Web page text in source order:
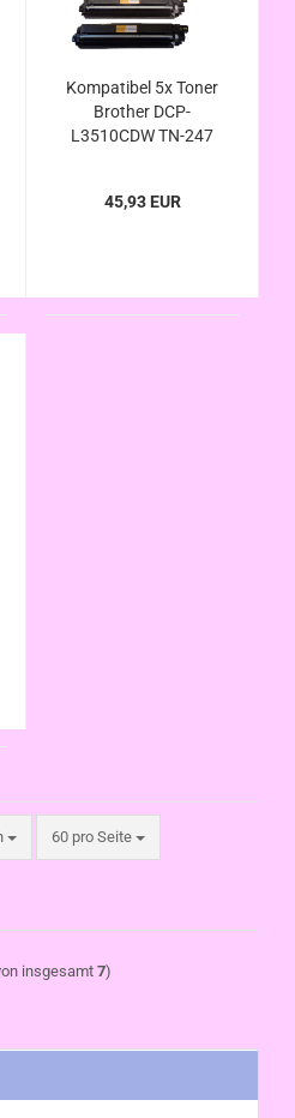
Kompatibel 5x Toner
Brother DCP-
L3510CDW TN-247
45,93 EUR
60 pro Seite
pro Seite
insgesamt7)